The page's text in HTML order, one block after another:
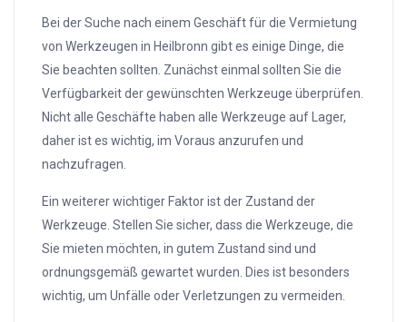
Bei der Suche nach einem Geschäft für die Vermietung
von Werkzeugen in Heilbronn gibt es einige Dinge, die
Sie beachten sollten. Zunächst einmal sollten Sie die
Verfügbarkeit der gewünschten Werkzeuge überprüfen.
Nicht alle Geschäfte haben alle Werkzeuge auf Lager,
daher ist es wichtig, im Voraus anzurufen und
nachzufragen.
Ein weiterer wichtiger Faktor ist der Zustand der
Werkzeuge. Stellen Sie sicher, dass die Werkzeuge, die
Sie mieten möchten, in gutem Zustand sind und
ordnungsgemäß gewartet wurden. Dies ist besonders
wichtig, um Unfälle oder Verletzungen zu vermeiden.